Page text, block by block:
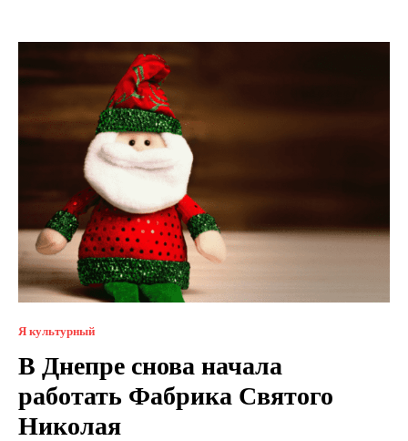
Я культурный
В Днепре снова начала
работать Фабрика Святого
Николая